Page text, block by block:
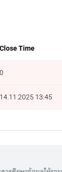
Close Time
0
14.11.2025 13:45